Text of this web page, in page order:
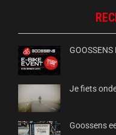
GOOSSENS
Je fiets
Goossens